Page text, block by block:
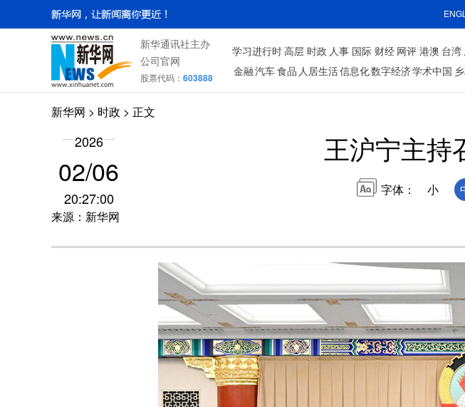
新华通讯社主办
公司官网
股票代码： 603888
学习进行时 高层 时政 人事 国际 财经 网评 港澳 台湾
金融 汽车 食品 人居生活信息化数字经济学术中国
新华网 > 时政 > 正文
2026
02/06
20:27:00
来源：新华网
王沪宁主持
字体： 小